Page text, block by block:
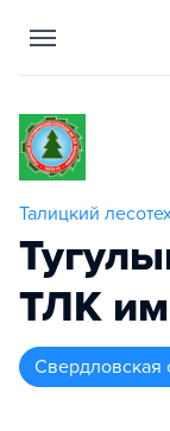
Талицкий
ТЛК
Свердловская